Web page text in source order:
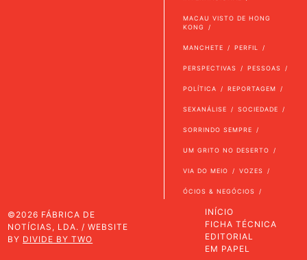
MACAU VISTO DE HONG
KONG
MANCHETE PERFIL
PERSPECTIVAS PESSOAS
POLÍTICA REPORTAGEM
SEXANÁLISE SOCIEDADE
SORRINDO SEMPRE
UM GRITO NO DESERTO
VIA DO MEIO VOZES
ÓCIOS & NEGÓCIOS
©2026 FÁBRICA DE
NOTÍCIAS, LDA. / WEBSITE
BY DIVIDE BY TWO
INÍCIO
FICHA TÉCNICA
EDITORIAL
EM PAPEL